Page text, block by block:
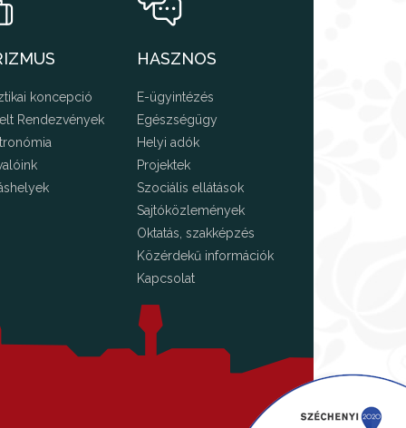
koncepció
Rendezvények
HASZNOS
E-ügyintézés
Egészségügy
Helyi adók
Projektek
Szociális ellátások
Sajtóközlemények
Oktatás, szakképzés
Közérdekű információk
Kapcsolat